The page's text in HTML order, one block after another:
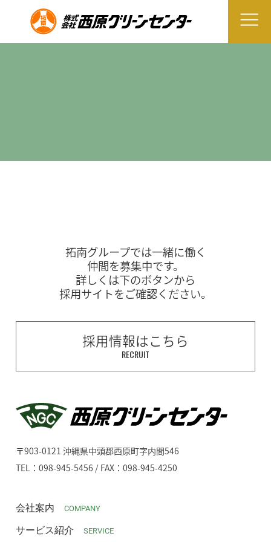
拓南グループでは一緒に働く
仲間を募集中です。
詳しくは下のボタンから
採用サイトをご確認ください。
採用情報はこちら
RECRUIT
〒903-0121 沖縄県中頭郡西原町字内間546
TEL：098-945-5456 / FAX：098-945-4250
会社案内 COMPANY
サービス紹介 SERVICE